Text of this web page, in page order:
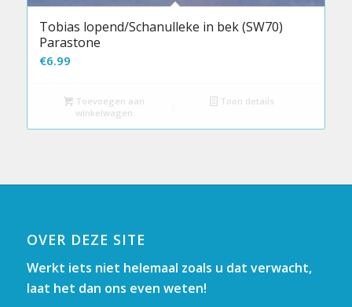
Tobias lopend/Schanulleke in bek (SW70)
Parastone
€6.99
Toevoegen aan
winkelwagen
Toon details
OVER DEZE SITE
Werkt iets niet helemaal zoals u dat verwacht,
laat het dan ons even weten!